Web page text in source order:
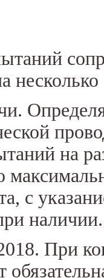
на
с
наличии.
При